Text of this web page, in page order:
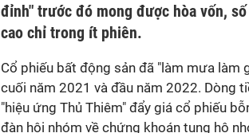
đỉnh" trước đó mong được hòa vốn,
cao chỉ trong ít phiên.
Cổ phiếu bất động sản đã "làm mưa
cuối năm 2021 và đầu năm 2022. Dòng
"hiệu ứng Thủ Thiêm" đẩy giá cổ phiếu
đàn hội nhóm về chứng khoán tung hô